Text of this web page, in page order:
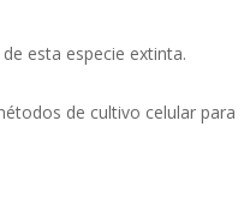
esta especie extinta.
de cultivo celular para